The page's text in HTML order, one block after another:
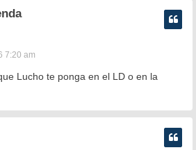
7:20 am
Lucho te ponga en el LD o en la